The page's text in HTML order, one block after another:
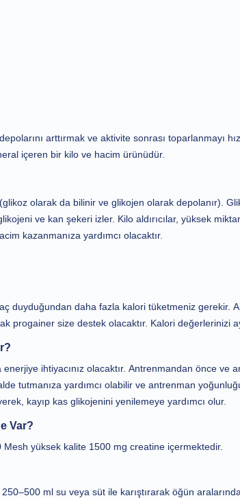
arttırmak ve aktivite sonrası toparlanmayı
içeren bir kilo ve hacim ürünüdür.
olarak da bilinir ve glikojen olarak depolanır).
ve kan şekeri izler. Kilo aldırıcılar, yüksek
kazanmanıza yardımcı olacaktır.
duyduğundan daha fazla kalori tüketmeniz
progainer size destek olacaktır. Kalori değerlerinizi
ihtiyacınız olacaktır. Antrenmandan önce
tutmanıza yardımcı olabilir ve antrenman
kayıp kas glikojenini yenilemeye yardımcı olur.
Var?
yüksek kalite 1500 mg creatine içermektedir.
ml su veya süt ile karıştırarak öğün